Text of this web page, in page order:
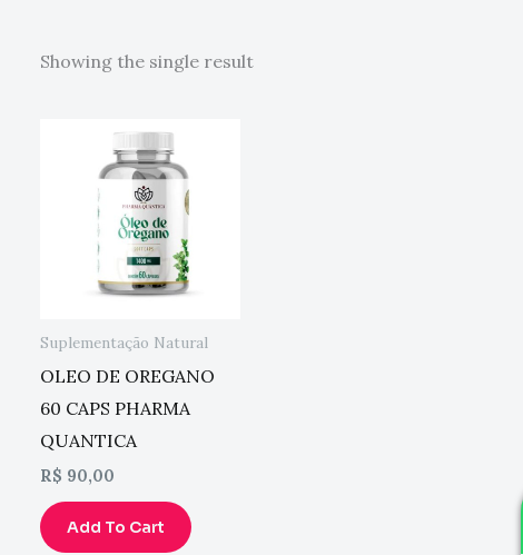
Showing the single result
Suplementação Natural
OLEO DE OREGANO
60 CAPS PHARMA
QUANTICA
R$ 90,00
Add To Cart